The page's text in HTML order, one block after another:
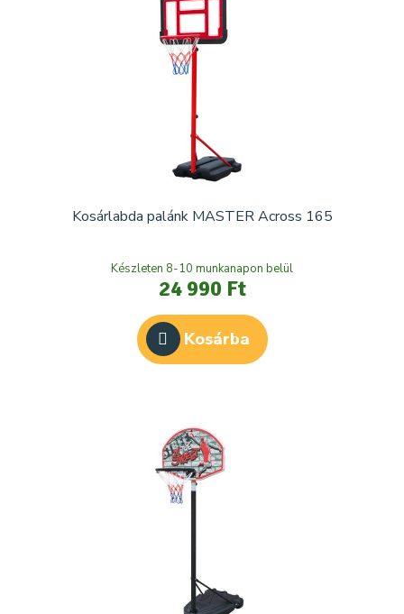
Kosárlabda palánk MASTER Across 165
Készleten 8-10 munkanapon belül
24 990 Ft
Kosárba